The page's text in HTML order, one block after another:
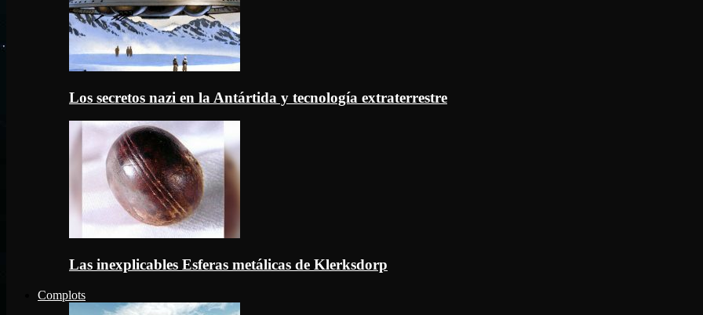
Los secretos nazi en la Antártida y tecnología extraterrestre
Las inexplicables Esferas metálicas de Klerksdorp
Complots